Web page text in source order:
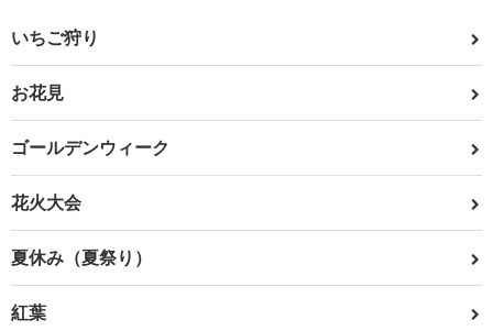
いちご狩り
お花見
ゴールデンウィーク
花火大会
夏休み（夏祭り）
紅葉